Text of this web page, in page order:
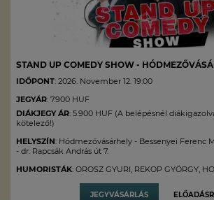
STAND UP COMEDY SHOW -
IDŐPONT: 2026. November 12. 19:00
JEGYÁR: 7.900 HUF
DIÁKJEGY ÁR: 5.900 HUF (A belépésnél
kötelező!)
HELYSZÍN: Hódmezővásárhely - Bessenyei Ferenc
- dr. Rapcsák András út 7.
HUMORISTÁK: OROSZ GYURI, REKOP GYÖRGY,
JEGYVÁSÁRLÁS